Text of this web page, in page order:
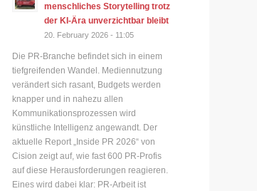
menschliches Storytelling trotz
der KI-Ära unverzichtbar bleibt
20. February 2026 - 11:05
Die PR-Branche befindet sich in einem
tiefgreifenden Wandel. Mediennutzung
verändert sich rasant, Budgets werden
knapper und in nahezu allen
Kommunikationsprozessen wird
künstliche Intelligenz angewandt. Der
aktuelle Report „Inside PR 2026“ von
Cision zeigt auf, wie fast 600 PR-Profis
auf diese Herausforderungen reagieren.
Eines wird dabei klar: PR-Arbeit ist